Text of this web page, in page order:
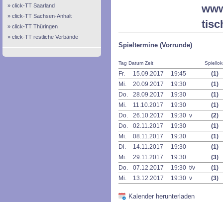
click-TT Saarland
click-TT Sachsen-Anhalt
click-TT Thüringen
click-TT restliche Verbände
Spieltermine (Vorrunde)
Tag Datum Zeit
Fr. 15.09.2017 19:45
(1)
Mi.
20.09.2017 19:30
(1)
Do.
28.09.2017 19:30
(1)
Mi.
11.10.2017 19:30
(1)
Do.
26.10.2017 19:30 v
(2)
Do.
02.11.2017 19:30
(1)
Mi.
08.11.2017 19:30
(1)
Di.
14.11.2017 19:30
(1)
Mi.
29.11.2017 19:30
(3)
Do.
07.12.2017 19:30 t/v
(1)
Mi.
13.12.2017 19:30 v (3)
Kalender herunterladen